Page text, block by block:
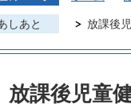
しあと 放課後
放課後児童